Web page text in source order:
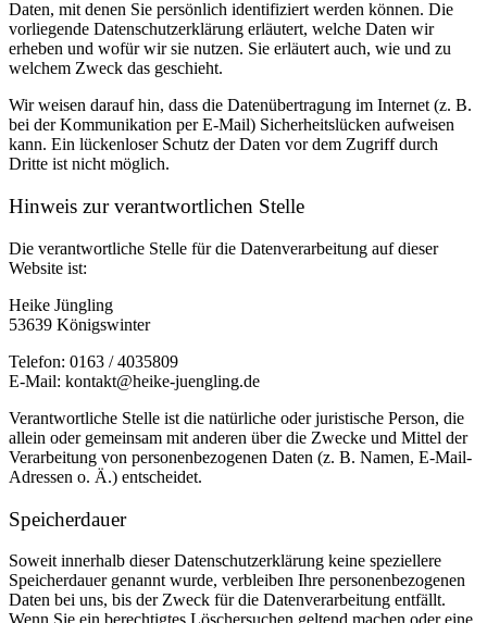
Daten, mit denen Sie persönlich identifiziert werden können. Die
vorliegende Datenschutzerklärung erläutert, welche Daten wir
erheben und wofür wir sie nutzen. Sie erläutert auch, wie und zu
welchem Zweck das geschieht.
Wir weisen darauf hin, dass die Datenübertragung im Internet (z. B.
bei der Kommunikation per E-Mail) Sicherheitslücken aufweisen
kann. Ein lückenloser Schutz der Daten vor dem Zugriff durch
Dritte ist nicht möglich.
Hinweis zur verantwortlichen Stelle
Die verantwortliche Stelle für die Datenverarbeitung auf dieser
Website ist:
Heike Jüngling
53639 Königswinter
Telefon: 0163 / 4035809
E-Mail: kontakt@heike-juengling.de
Verantwortliche Stelle ist die natürliche oder juristische Person, die
allein oder gemeinsam mit anderen über die Zwecke und Mittel der
Verarbeitung von personenbezogenen Daten (z. B. Namen, E-Mail-
Adressen o. Ä.) entscheidet.
Speicherdauer
Soweit innerhalb dieser Datenschutzerklärung keine speziellere
Speicherdauer genannt wurde, verbleiben Ihre personenbezogenen
Daten bei uns, bis der Zweck für die Datenverarbeitung entfällt.